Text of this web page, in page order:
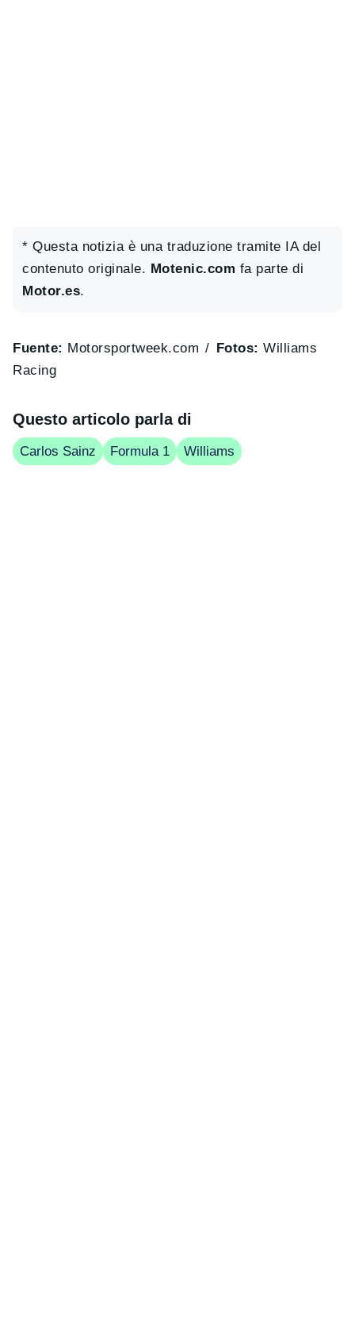
* Questa notizia è una traduzione tramite IA del
contenuto originale. Motenic.com fa parte di
Motor.es.
Fuente: Motorsportweek.com Fotos: Williams
Racing
Questo articolo parla di
Carlos Sainz Formula 1 Williams